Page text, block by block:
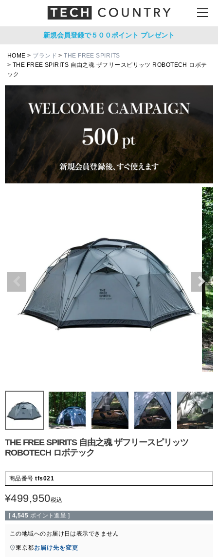
新規会員登録で５００ポイント プレゼント
HOME ブランド
THE FREE SPIRITS
THE FREE SPIRITS 自由之魂 ザフリースピリッツ ROBOTECH ロボテ
ック
THE FREE SPIRITS 自由之魂 ザフリースピリッツ
ROBOTECH ロボテック
商品番号 tfs021
¥499,950税込
[ 4,545 ポイント進呈 ]
この地域へのお届け日は表示できません
東京都お届け先を変更